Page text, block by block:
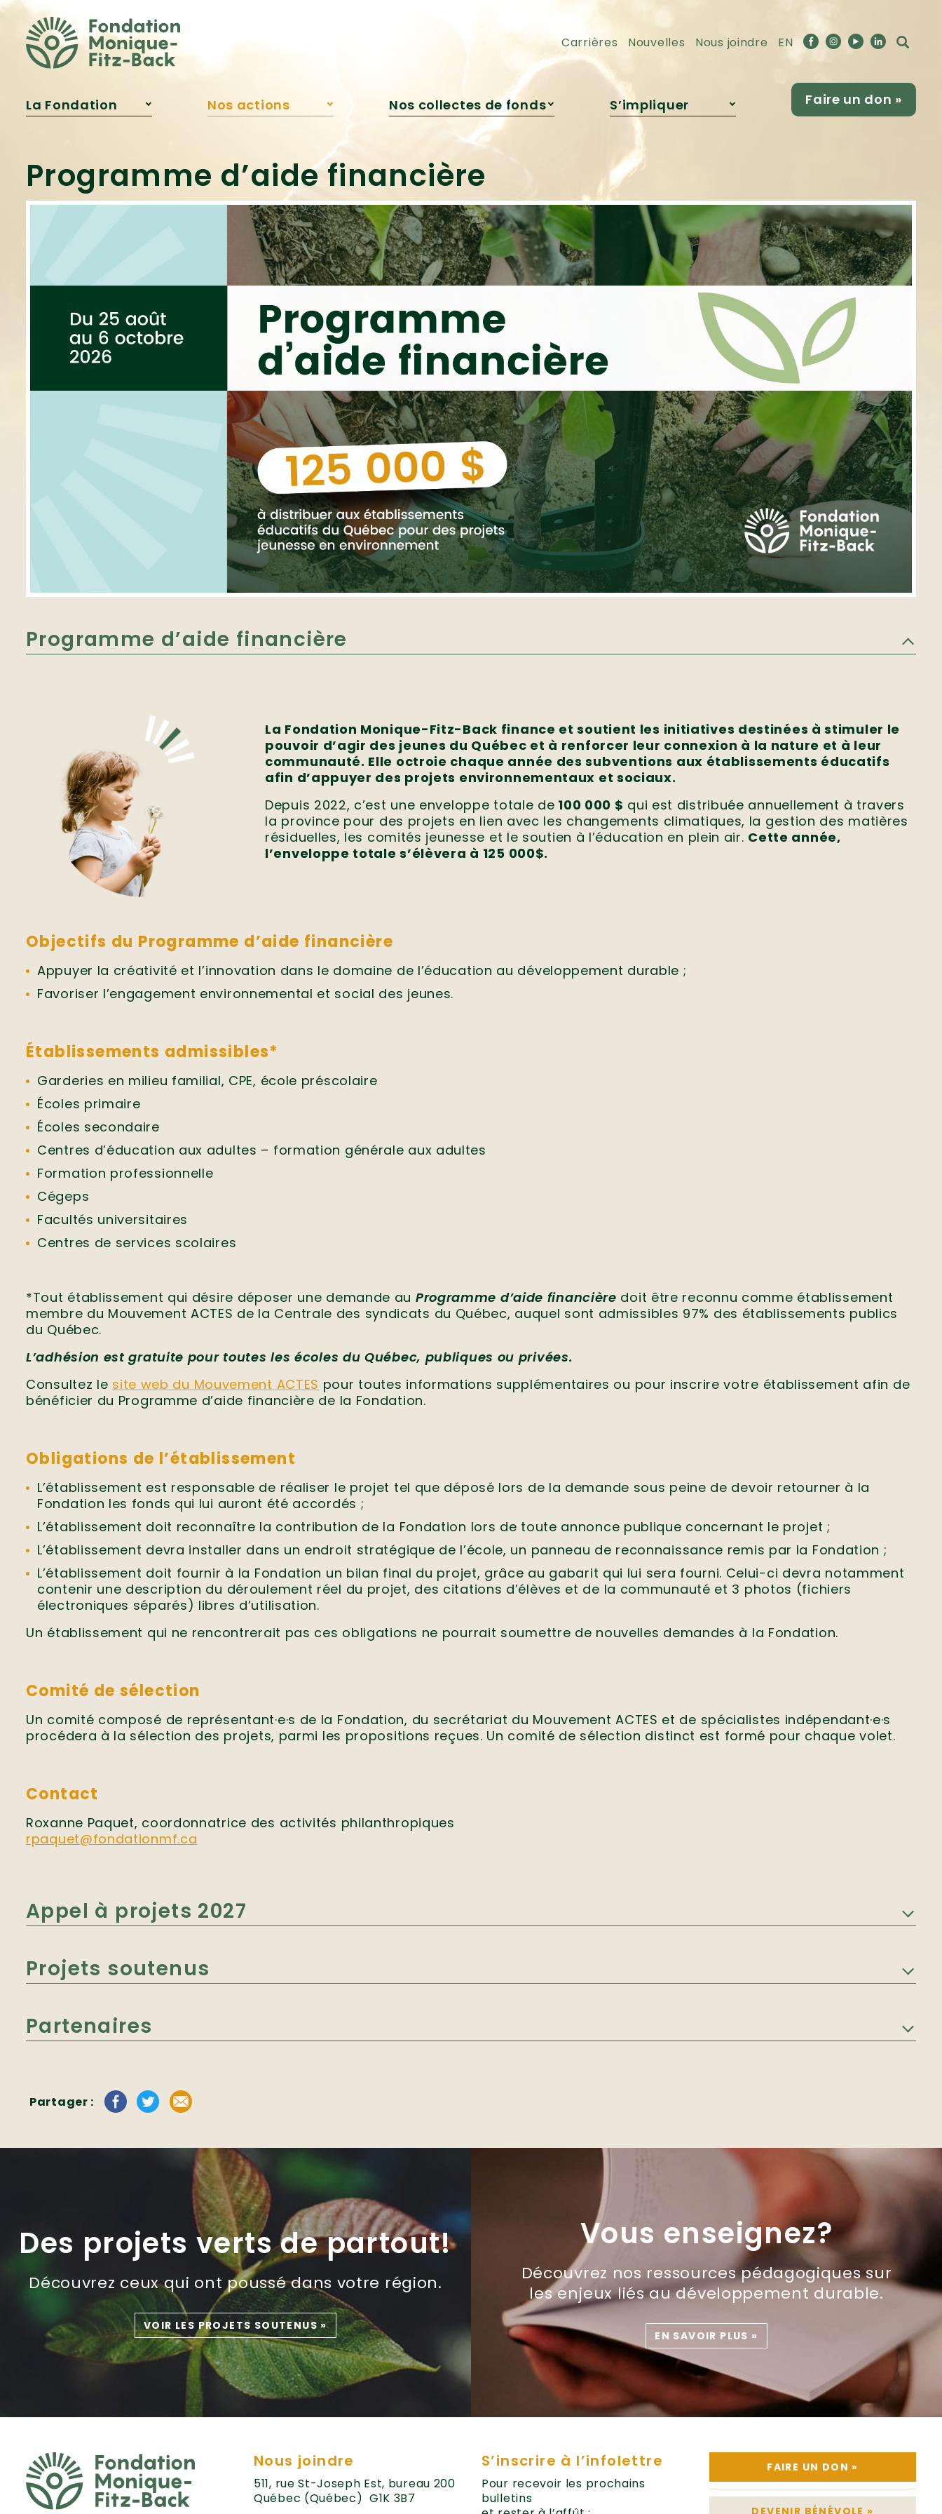
Carrières Nouvelles Nous joindre EN
La Fondation
d’administration
Qui était Monique
Fitz‑Back?
Nos actions
Bourse Samare
Innovation
pédagogique
Engagement
jeunesse
Nos collectes de fonds
Campagne de Roxanne
Campagne automnale
Grandir avec la nature
Encan virtuel
Loto Voyages ou Argent
S’impliquer
Devenir
partenaire
Faire un don »
Publications
Reconnaissances
Programme d’aide financière
Programme d’aide financière
La Fondation Monique-Fitz-Back finance et soutient les initiatives destinées à stimuler le
pouvoir d’agir des jeunes du Québec et à renforcer leur connexion à la nature et à leur
communauté. Elle octroie chaque année des subventions aux établissements éducatifs
afin d’appuyer des projets environnementaux et sociaux.
Depuis 2022, c’est une enveloppe totale de 100 000 $ qui est distribuée annuellement à travers
la province pour des projets en lien avec les changements climatiques, la gestion des matières
résiduelles, les comités jeunesse et le soutien à l’éducation en plein air. Cette année,
l’enveloppe totale s’élèvera à 125 000$.
Objectifs du Programme d’aide financière
Appuyer la créativité et l’innovation dans le domaine de l’éducation au développement durable ;
Favoriser l’engagement environnemental et social des jeunes.
Établissements admissibles*
Garderies en milieu familial, CPE, école préscolaire
Écoles primaire
Écoles secondaire
Centres d’éducation aux adultes – formation générale aux adultes
Formation professionnelle
Cégeps
Facultés universitaires
Centres de services scolaires
*Tout établissement qui désire déposer une demande au Programme d’aide financière doit être reconnu comme établissement
membre du Mouvement ACTES de la Centrale des syndicats du Québec, auquel sont admissibles 97% des établissements publics
du Québec.
L’adhésion est gratuite pour toutes les écoles du Québec, publiques ou privées.
Consultez le site web du Mouvement ACTES pour toutes informations supplémentaires ou pour inscrire votre établissement afin de
bénéficier du Programme d’aide financière de la Fondation.
Obligations de l’établissement
L’établissement est responsable de réaliser le projet tel que déposé lors de la demande sous peine de devoir retourner à la
Fondation les fonds qui lui auront été accordés ;
L’établissement doit reconnaître la contribution de la Fondation lors de toute annonce publique concernant le projet ;
L’établissement devra installer dans un endroit stratégique de l’école, un panneau de reconnaissance remis par la Fondation ;
L’établissement doit fournir à la Fondation un bilan final du projet, grâce au gabarit qui lui sera fourni. Celui-ci devra notamment
contenir une description du déroulement réel du projet, des citations d’élèves et de la communauté et 3 photos (fichiers
électroniques séparés) libres d’utilisation.
Un établissement qui ne rencontrerait pas ces obligations ne pourrait soumettre de nouvelles demandes à la Fondation.
Comité de sélection
Un comité composé de représentant·e·s de la Fondation, du secrétariat du Mouvement ACTES et de spécialistes indépendant·e·s
procédera à la sélection des projets, parmi les propositions reçues. Un comité de sélection distinct est formé pour chaque volet.
Contact
Roxanne Paquet, coordonnatrice des activités philanthropiques
rpaquet@fondationmf.ca
Appel à projets 2027
Projets soutenus
Partenaires
Partager :
Des projets verts de partout!
Découvrez ceux qui ont poussé dans votre région.
VOIR LES PROJETS SOUTENUS»
Vous enseignez?
Découvrez nos ressources pédagogiques sur
les enjeux liés au développement durable.
EN SAVOIR PLUS »
Nous joindre
511, rue St-Joseph Est, bureau 200
Québec (Québec) G1K 3B7
S’inscrire à l’infolettre
Pour recevoir les prochains
bulletins
FAIRE UN DON »